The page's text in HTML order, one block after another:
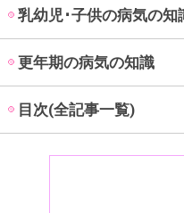
乳幼児･子供の病気の知
更年期の病気の知識
目次(全記事一覧)